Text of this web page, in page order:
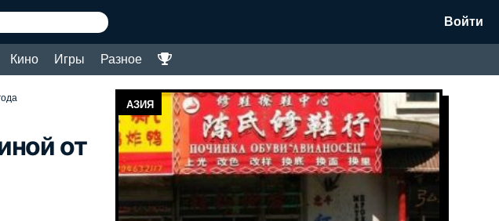
Войти
Кино Игры Разное
от
АЗИЯ